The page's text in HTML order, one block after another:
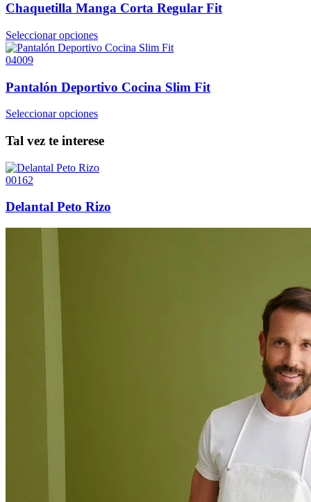
Chaquetilla Manga Corta Regular Fit
Seleccionar opciones
04009
Pantalón Deportivo Cocina Slim Fit
Seleccionar opciones
Tal vez te interese
00162
Delantal Peto Rizo